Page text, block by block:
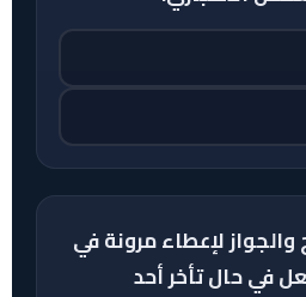
لإعطاء مرونة في
في حال تأخر أحد